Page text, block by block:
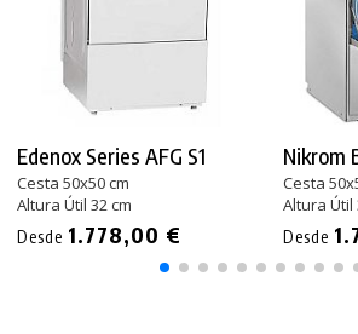
Edenox Series AFG S1
Cesta 50x50 cm
Altura Útil 32 cm
Desde 1.778,00 €
Nikrom
Cesta
Altura Útil
Desde